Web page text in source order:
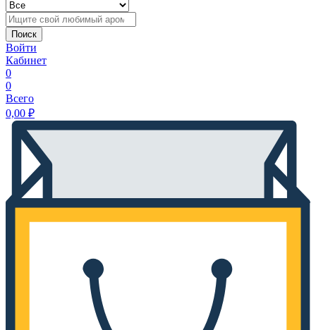
Поиск
Войти
Кабинет
0
0
Всего
0,00 ₽